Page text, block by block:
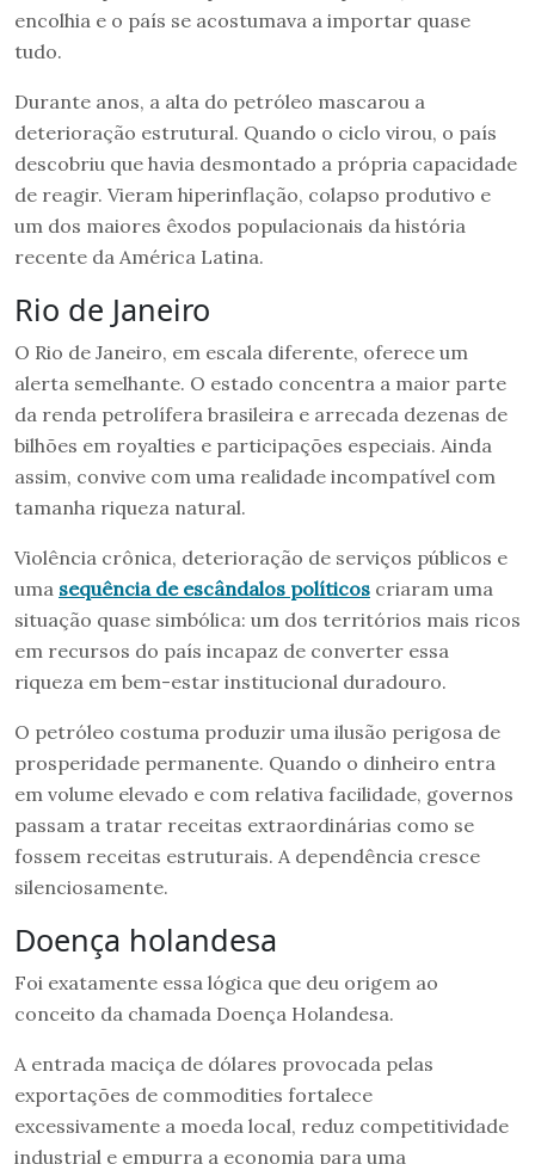
encolhia e o país se acostumava a importar quase
tudo.
Durante anos, a alta do petróleo mascarou a
deterioração estrutural. Quando o ciclo virou, o país
descobriu que havia desmontado a própria capacidade
de reagir. Vieram hiperinflação, colapso produtivo e
um dos maiores êxodos populacionais da história
recente da América Latina.
Rio de Janeiro
O Rio de Janeiro, em escala diferente, oferece um
alerta semelhante. O estado concentra a maior parte
da renda petrolífera brasileira e arrecada dezenas de
bilhões em royalties e participações especiais. Ainda
assim, convive com uma realidade incompatível com
tamanha riqueza natural.
Violência crônica, deterioração de serviços públicos e
uma sequência de escândalos políticos criaram uma
situação quase simbólica: um dos territórios mais ricos
em recursos do país incapaz de converter essa
riqueza em bem-estar institucional duradouro.
O petróleo costuma produzir uma ilusão perigosa de
prosperidade permanente. Quando o dinheiro entra
em volume elevado e com relativa facilidade, governos
passam a tratar receitas extraordinárias como se
fossem receitas estruturais. A dependência cresce
silenciosamente.
Doença holandesa
Foi exatamente essa lógica que deu origem ao
conceito da chamada Doença Holandesa.
A entrada maciça de dólares provocada pelas
exportações de commodities fortalece
excessivamente a moeda local, reduz competitividade
industrial e empurra a economia para uma